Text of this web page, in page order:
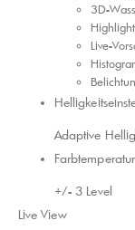
3D-
Live-
Adaptive
+/- 3 Level
Live View